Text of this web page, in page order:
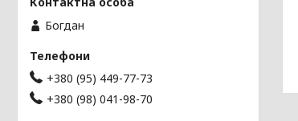
Богдан
+380 (95) 449-77-73
+380 (98) 041-98-70